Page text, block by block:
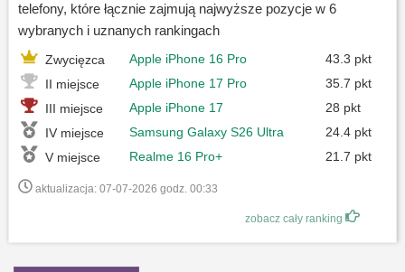
telefony, które łącznie zajmują najwyższe pozycje w 6
wybranych i uznanych rankingach
Zwycięzca Apple iPhone 16 Pro
43.3 pkt
II miejsce
Apple iPhone 17 Pro
35.7 pkt
III miejsce
Apple iPhone 17
28 pkt
IV miejsce
Samsung Galaxy S26 Ultra
24.4 pkt
V miejsce
Realme 16 Pro+ 21.7 pkt
aktualizacja: 07-07-2026 godz. 00:33
zobacz cały ranking